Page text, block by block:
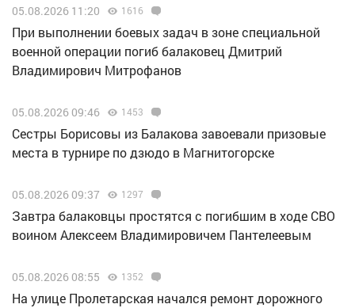
05.08.2026 11:20 1616
При выполнении боевых задач в зоне специальной
военной операции погиб балаковец Дмитрий
Владимирович Митрофанов
05.08.2026 09:46 1453
Сестры Борисовы из Балакова завоевали призовые
места в турнире по дзюдо в Магнитогорске
05.08.2026 09:37 1297
Завтра балаковцы простятся с погибшим в ходе СВО
воином Алексеем Владимировичем Пантелеевым
05.08.2026 08:55 1352
На улице Пролетарская начался ремонт дорожного